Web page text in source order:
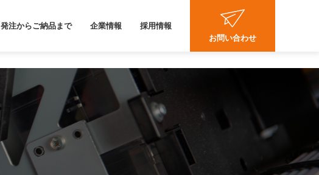
発注からご納品まで 企業情報
採用情報
お問い合わせ